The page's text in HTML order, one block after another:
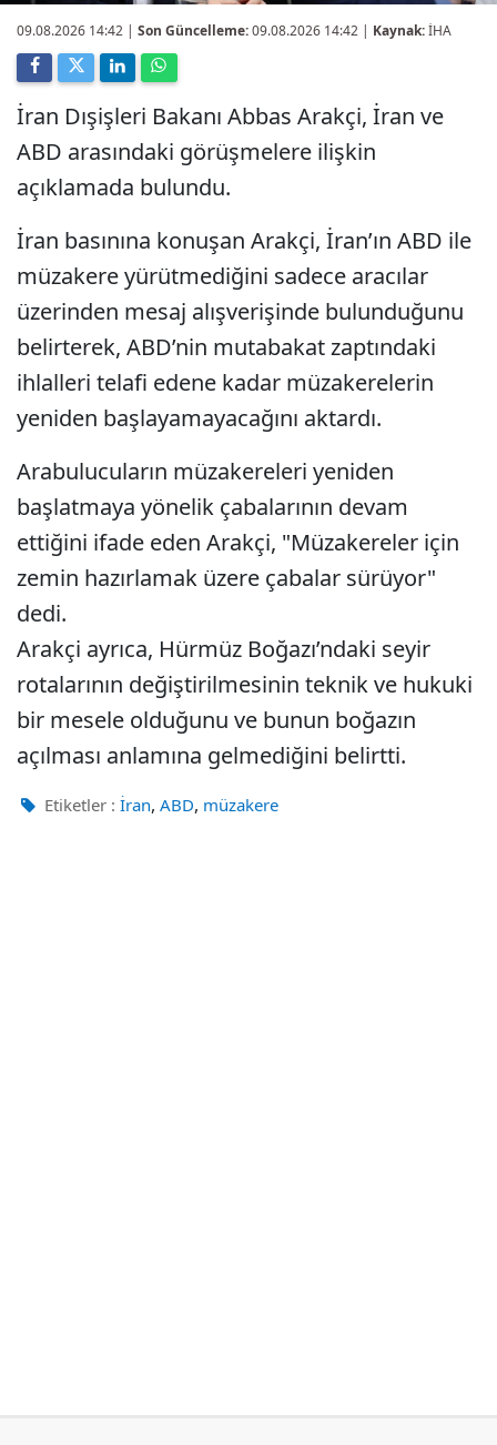
09.08.2026 14:42 | Son Güncelleme:09.08.2026 14:42 | Kaynak:İHA
İran Dışişleri Bakanı Abbas Arakçi, İran ve
ABD arasındaki görüşmelere ilişkin
açıklamada bulundu.
İran basınına konuşan Arakçi, İran’ın ABD ile
müzakere yürütmediğini sadece aracılar
üzerinden mesaj alışverişinde bulunduğunu
belirterek, ABD’nin mutabakat zaptındaki
ihlalleri telafi edene kadar müzakerelerin
yeniden başlayamayacağını aktardı.
Arabulucuların müzakereleri yeniden
başlatmaya yönelik çabalarının devam
ettiğini ifade eden Arakçi, "Müzakereler için
zemin hazırlamak üzere çabalar sürüyor"
dedi.
Arakçi ayrıca, Hürmüz Boğazı’ndaki seyir
rotalarının değiştirilmesinin teknik ve hukuki
bir mesele olduğunu ve bunun boğazın
açılması anlamına gelmediğini belirtti.
Etiketler : İran, ABD, müzakere